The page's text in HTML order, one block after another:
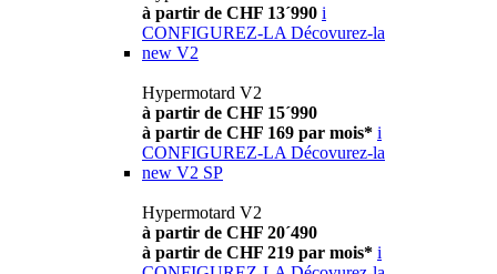
à partir de CHF 13´990 i
CONFIGUREZ-LA Décovurez-la
new V2
Hypermotard V2
à partir de CHF 15´990
à partir de CHF 169 par mois* i
CONFIGUREZ-LA Décovurez-la
new V2 SP
Hypermotard V2
à partir de CHF 20´490
à partir de CHF 219 par mois* i